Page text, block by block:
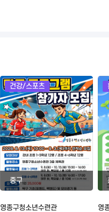
건강/스포츠
중구
영종구청소년수련관 영